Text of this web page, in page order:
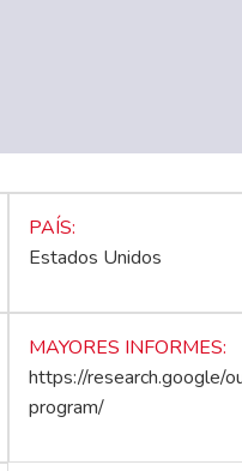
PAÍS
Estados Unidos
MAYORES INFORMES
https://research.google/
program/